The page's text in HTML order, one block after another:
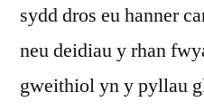
sydd dros eu hanner
neu deidiau y rhan
gweithiol yn y pyllau